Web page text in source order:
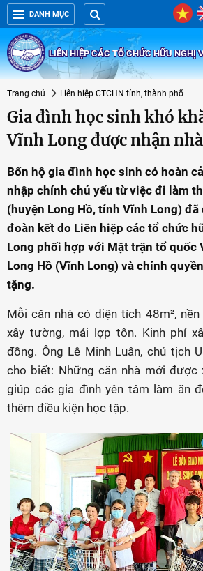
DANH MỤC
LIÊN HIỆP CÁC TỔ CHỨC HỮU NGHỊ
Trang chủ Liên hiệp CTCHN tỉnh, thành phố
Gia đình học sinh khó
Vĩnh Long được nhận
Bốn hộ gia đình học sinh có hoàn
nhập chính chủ yếu từ việc đi làm
(huyện Long Hồ, tỉnh Vĩnh Long)
đoàn kết do Liên hiệp các tổ chức
Long phối hợp với Mặt trận tổ quốc
Long Hồ (Vĩnh Long) và chính
tặng.
Mỗi căn nhà có diện tích 48m²,
xây tường, mái lợp tôn. Kinh phí
đồng. Ông Lê Minh Luân, chủ tịch
cho biết: Những căn nhà mới được
giúp các gia đình yên tâm làm ăn
thêm điều kiện học tập.